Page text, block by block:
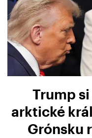
Trump
arktické
Grónsku